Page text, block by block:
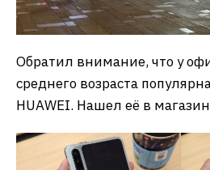
Обратил внимание, что у
среднего возраста
HUAWEI. Нашел её в